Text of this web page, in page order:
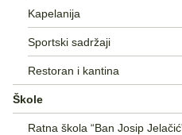
Kapelanija
Sportski sadržaji
Restoran i kantina
Škole
Ratna škola “Ban Josip